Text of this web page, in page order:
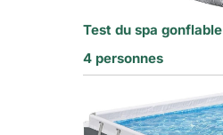
Test du spa
4 personnes